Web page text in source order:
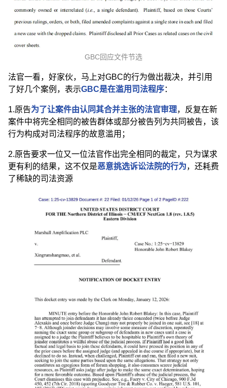
GBC回应文件节选
法官一看，好家伙，马上对GBC的行为做出裁决，并引用
了好几个案例，表示GBC是在滥用司法程序：
1.原告为了让案件由认同其合并主张的法官审理，反复在新
案件中将完全相同的被告群体或部分被告列为共同被告，该
行为构成对司法程序的故意滥用；
2.原告要求一位又一位法官作出完全相同的裁定，只为谋求
更有利的结果，这不仅是恶意挑选诉讼法院的行为，还耗费
了稀缺的司法资源